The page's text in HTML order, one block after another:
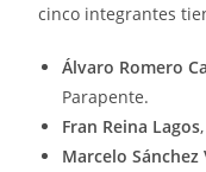
cinco integrantes
Álvaro Romero
Parapente.
Fran Reina Lagos
Marcelo Sánchez